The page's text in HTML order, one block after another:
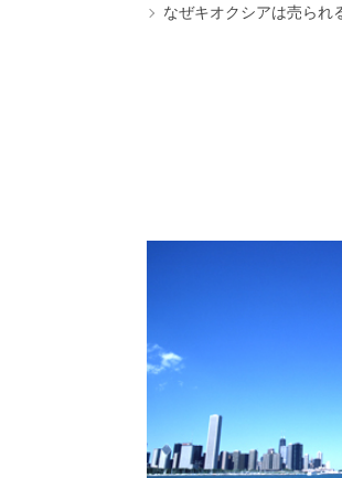
なぜキオクシアは売られ